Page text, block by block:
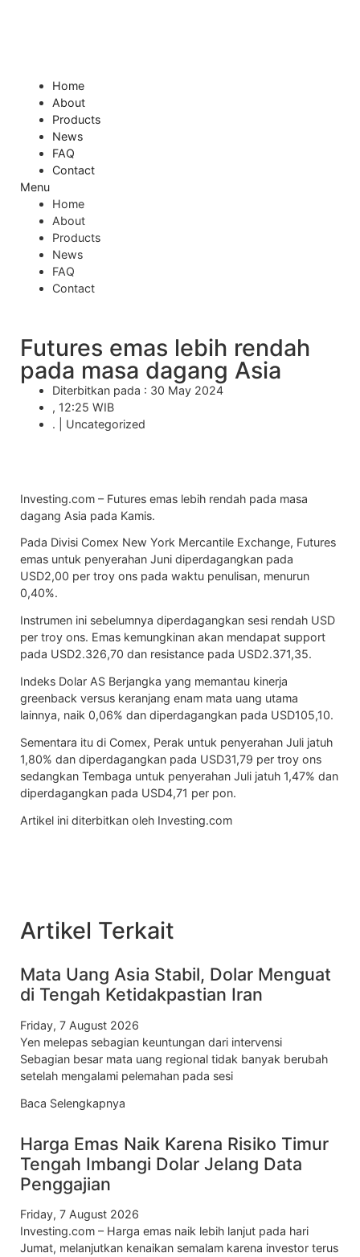
Home
About
Products
News
FAQ
Contact
Menu
Home
About
Products
News
FAQ
Contact
Futures emas lebih rendah
pada masa dagang Asia
Diterbitkan pada : 30 May 2024
, 12:25 WIB
. |
Uncategorized
Investing.com – Futures emas lebih rendah pada masa
dagang Asia pada Kamis.
Pada Divisi Comex New York Mercantile Exchange, Futures
emas untuk penyerahan Juni diperdagangkan pada
USD2,00 per troy ons pada waktu penulisan, menurun
0,40%.
Instrumen ini sebelumnya diperdagangkan sesi rendah USD
per troy ons. Emas kemungkinan akan mendapat support
pada USD2.326,70 dan resistance pada USD2.371,35.
Indeks Dolar AS Berjangka yang memantau kinerja
greenback versus keranjang enam mata uang utama
lainnya, naik 0,06% dan diperdagangkan pada USD105,10.
Sementara itu di Comex, Perak untuk penyerahan Juli jatuh
1,80% dan diperdagangkan pada USD31,79 per troy ons
sedangkanTembaga untuk penyerahan Juli jatuh 1,47% dan
diperdagangkan pada USD4,71 per pon.
Artikel ini diterbitkan oleh Investing.com
Artikel Terkait
Mata Uang Asia Stabil, Dolar Menguat
di Tengah Ketidakpastian Iran
Friday, 7 August 2026
Yen melepas sebagian keuntungan dari intervensi
Sebagian besar mata uang regional tidak banyak berubah
setelah mengalami pelemahan pada sesi
Baca Selengkapnya
Harga Emas Naik Karena Risiko Timur
Tengah Imbangi Dolar Jelang Data
Penggajian
Friday, 7 August 2026
Investing.com – Harga emas naik lebih lanjut pada hari
Jumat, melanjutkan kenaikan semalam karena investor terus